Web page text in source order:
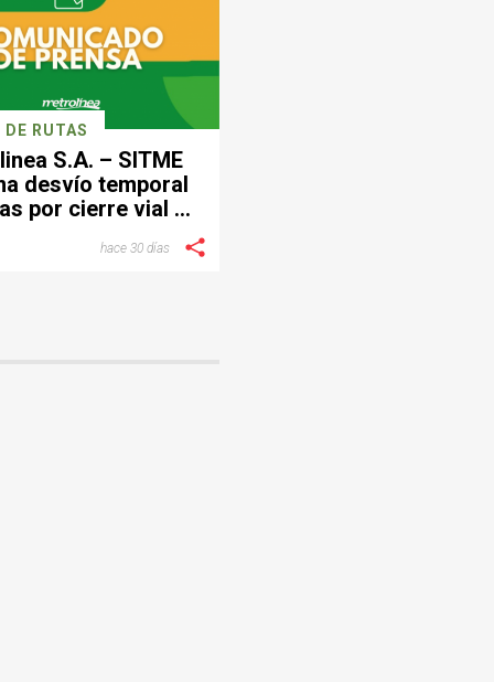
DE RUTAS
S.A. – SITME
desvío temporal
por cierre vial en
hace 30 días